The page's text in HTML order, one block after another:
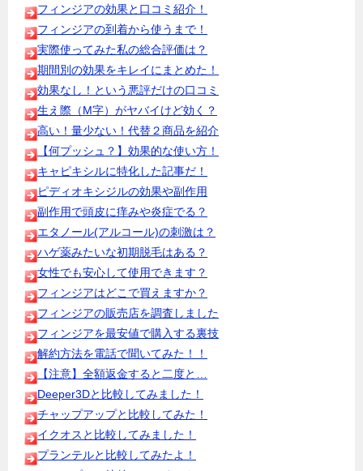
フィンジアの効果と口コミ紹介！
フィンジアの到着から使うまで！
実際使ってみた私の総合評価は？
期間別の効果をキレイにまとめた！
効果なし！という悪評だけの口コミ
生え際（M字）がヤバイけど効く？
高い！量少ない！代替２商品を紹介
【何プッシュ？】効果的な使い方！
キャピキシルに特化した記事だ！
ピディオキシジルの効果や副作用
副作用で頭皮に痒みや炎症でる？
エタノール(アルコール)の刺激は？
ハゲ薬みたいな初期脱毛はある？
女性でも安心して使用できます？
フィンジアはどこで買えますか？
フィンジアの販売店を調査しました
フィンジアを最安値で購入する裏技
解約方法を電話で聞いてみた！！
【注意】全額返金すると二度と…
Deeper3Dと比較してみました！
チャップアップと比較してみた！
イクオスと比較してみました！
プランテルと比較してみたよ！